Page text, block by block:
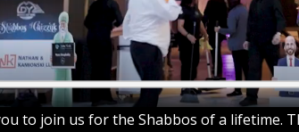
to join us for the Shabbos of a lifetime.